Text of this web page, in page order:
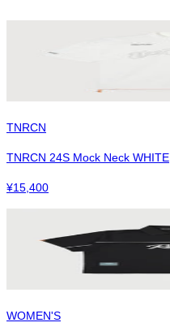
TNRCN
TNRCN 24S Mock Neck WHITE
¥15,400
WOMEN'S